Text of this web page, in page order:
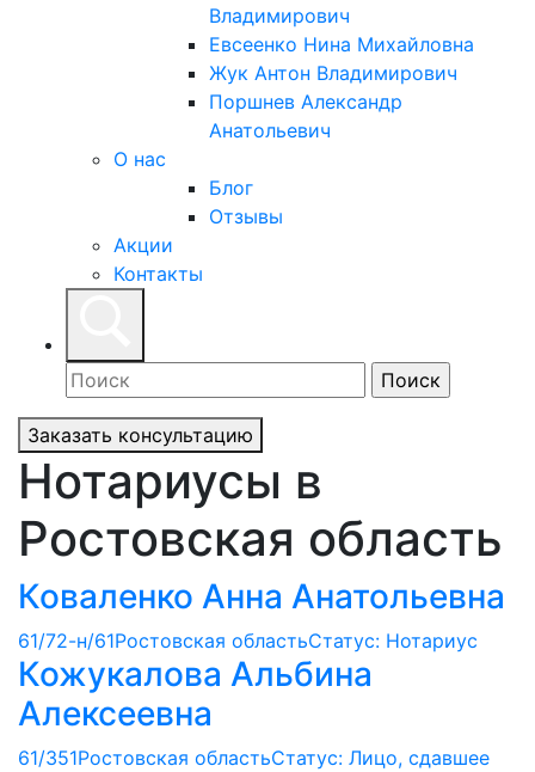
Владимирович
Евсеенко Нина Михайловна
Жук Антон Владимирович
Поршнев Александр
Анатольевич
О нас
Блог
Отзывы
Акции
Контакты
Заказать консультацию
Нотариусы в
Ростовская область
Коваленко Анна Анатольевна
61/72-н/61Ростовская областьСтатус: Нотариус
Кожукалова Альбина
Алексеевна
61/351Ростовская областьСтатус: Лицо, сдавшее